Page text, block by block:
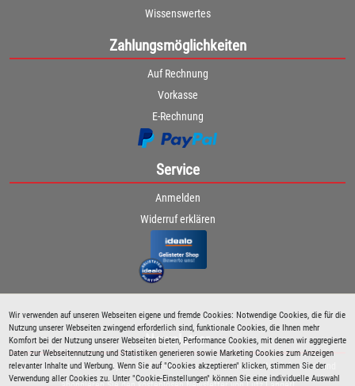
Wir verwenden auf unseren Webseiten eigene und fremde Cookies: Notwendige Cookies, die für die
Nutzung unserer Webseiten zwingend erforderlich sind, funktionale Cookies, die Ihnen mehr
Komfort bei der Nutzung unserer Webseiten bieten, Performance Cookies, mit denen wir aggregierte
Daten zur Webseitennutzung und Statistiken generieren sowie Marketing Cookies zum Anzeigen
relevanter Inhalte und Werbung. Wenn Sie auf "Cookies akzeptieren" klicken, stimmen Sie der
Verwendung aller Cookies zu. Unter "Cookie-Einstellungen" können Sie eine individuelle Auswahl
Wissenswertes
Zahlungsmöglichkeiten
Auf Rechnung
Vorkasse
E-Rechnung
Service
Anmelden
Widerruf erklären
Newsletter
Bleiben Sie immer über spezielle Aktionen sowie Produktneuheiten informiert und